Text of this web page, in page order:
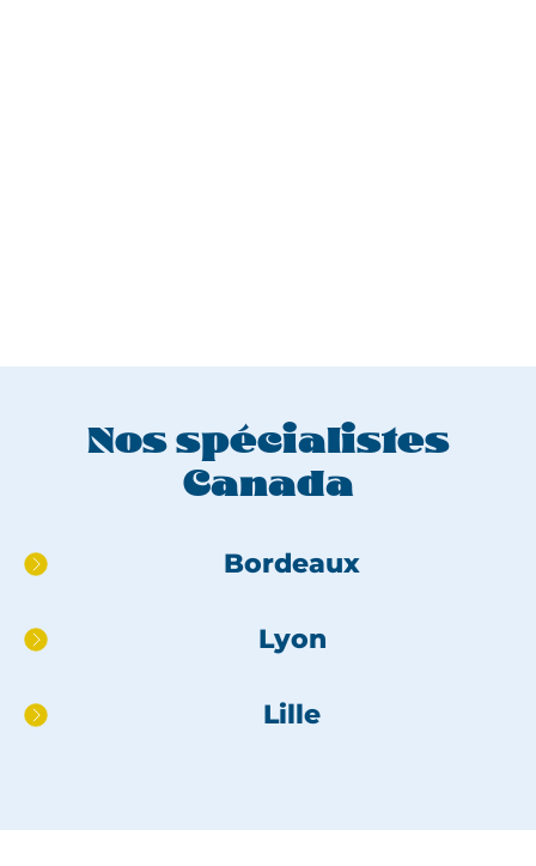
Nos spécialistes
Canada
Aller
directement
pied
Bordeaux
Lyon
Lille